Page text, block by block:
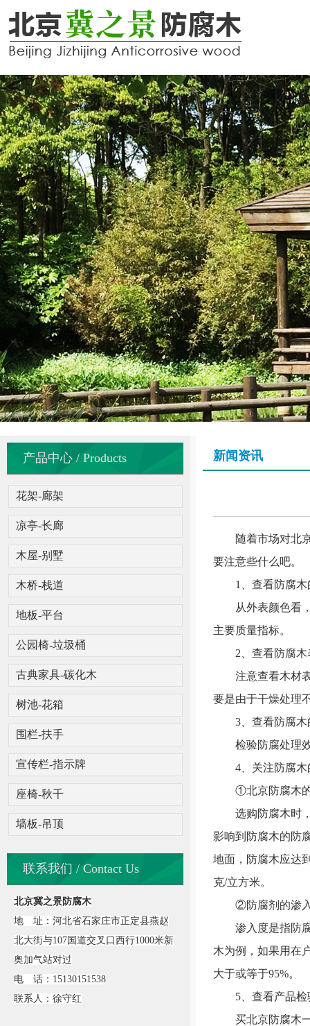
产品中心 / Products
花架-廊架
凉亭-长廊
木屋-别墅
木桥-栈道
地板-平台
公园椅-垃圾桶
古典家具-碳化木
树池-花箱
围栏-扶手
宣传栏-指示牌
座椅-秋千
墙板-吊顶
联系我们 / Contact Us
北京冀之景防腐木
地 址：河北省石家庄市正定县燕赵
北大街与107国道交叉口西行1000米新
奥加气站对过
电 话：15130151538
联系人：徐守红
新闻资讯
随着市场对北京
要注意些什么吧。
1、查看防腐木
从外表颜色看，
主要质量指标。
2、查看防腐木
注意查看木材表
要是由于干燥处理
3、查看防腐木
检验防腐处理效
4、关注防腐木
①北京防腐木的
选购防腐木时，
影响到防腐木的防
地面，防腐木应达
克/立方米。
②防腐剂的渗
渗入度是指防腐
木为例，如果用在
大于或等于95%。
5、查看产品检
买北京防腐木一